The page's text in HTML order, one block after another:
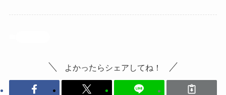
よかったらシェアしてね！